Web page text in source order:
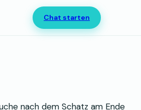
Chat starten
nach dem Schatz am Ende